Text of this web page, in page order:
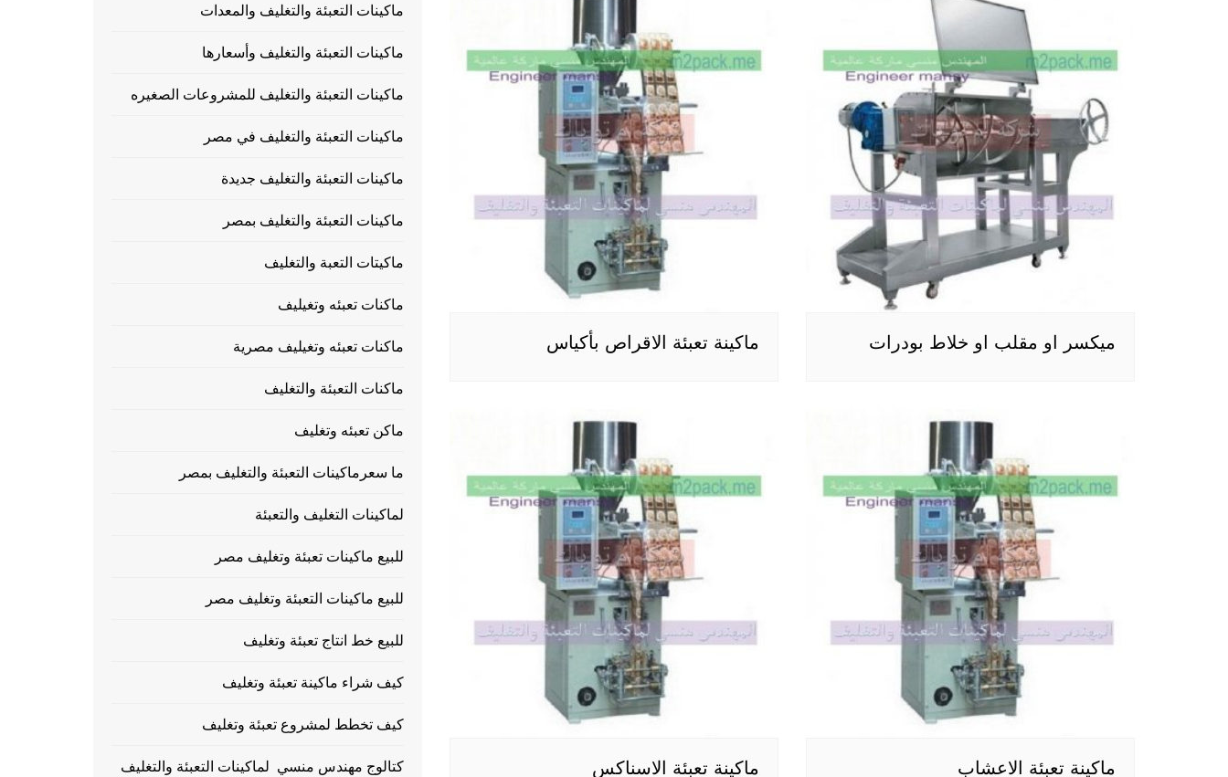
ميكسر او مقلب او خلاط بودرات ماكينة تعبئة الاقراص بأكياس
ماكينة تعبئة الاعشاب ماكينة تعبئة الاسناكس
ماكينات التعبئة والتغليف والمعدات
ماكينات التعبئة والتغليف وأسعارها
ماكينات التعبئة والتغليف للمشروعات الصغيره
ماكينات التعبئة والتغليف في مصر
ماكينات التعبئة والتغليف جديدة
ماكينات التعبئة والتغليف بمصر
ماكيتات التعبة والتغليف
ماكنات تعبئه وتغيليف
ماكنات تعبئه وتغيليف مصرية
ماكنات التعبئة والتغليف
ماكن تعبئه وتغليف
ما سعرماكينات التعبئة والتغليف بمصر
لماكينات التغليف والتعبئة
للبيع ماكينات تعبئة وتغليف مصر
للبيع ماكينات التعبئة وتغليف مصر
للبيع خط انتاج تعبئة وتغليف
كيف شراء ماكينة تعبئة وتغليف
كيف تخطط لمشروع تعبئة وتغليف
كتالوج مهندس منسي لماكينات التعبئة والتغليف